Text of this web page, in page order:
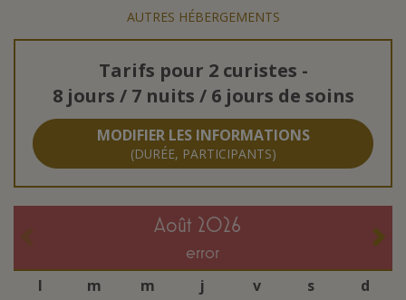
AUTRES HÉBERGEMENTS
Tarifs pour 2 curistes -
8 jours / 7 nuits / 6 jours de soins
MODIFIER LES INFORMATIONS
(DURÉE, PARTICIPANTS)
août 2026
error
l m m j v s d